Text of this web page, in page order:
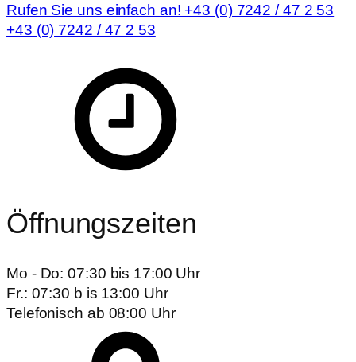
Rufen Sie uns einfach an! +43 (0) 7242 / 47 2 53
+43 (0) 7242 / 47 2 53
Öffnungszeiten
Mo - Do: 07:30 bis 17:00 Uhr
Fr.: 07:30 b is 13:00 Uhr
Telefonisch ab 08:00 Uhr